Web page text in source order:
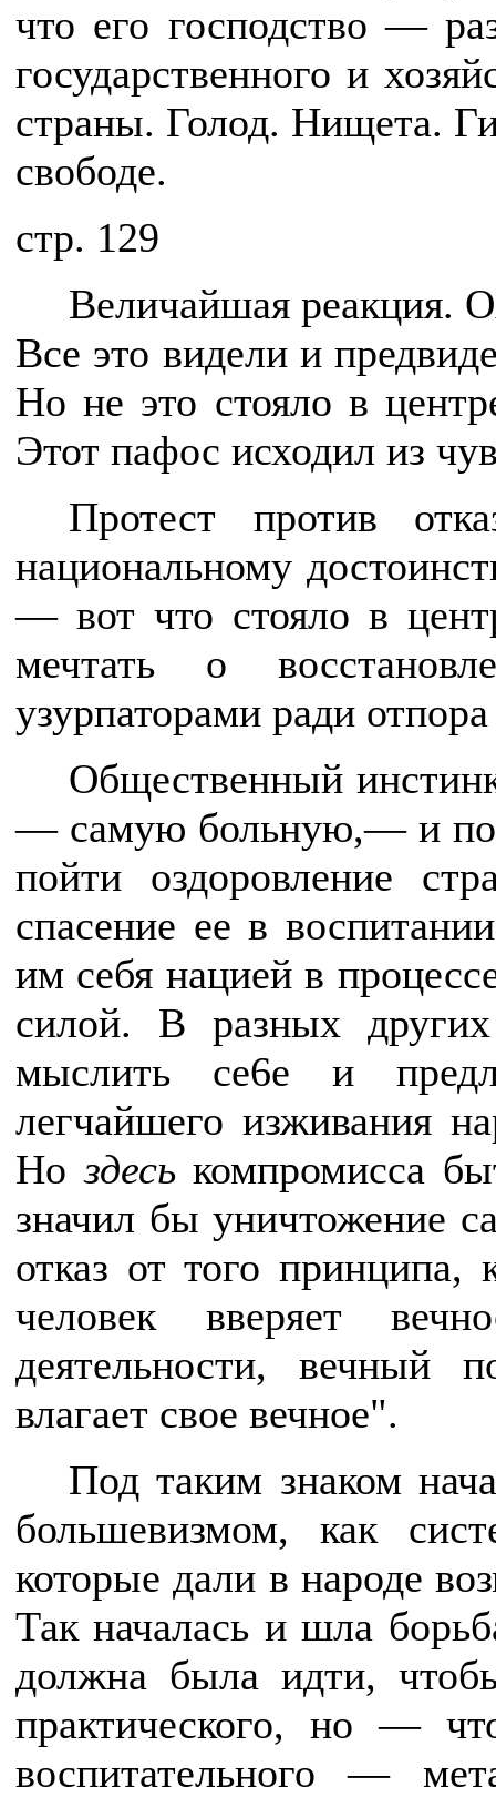
что его господство —
государственного и
страны. Голод. Нищета.
свободе.
cтр. 129
Величайшая реакция.
Все это видели и
Но не это стояло в
Этот пафос исходил из
Протест против
национальному
— вот что стояло в
мечтать о
узурпаторами ради
Общественный
— самую больную,— и
пойти оздоровление
спасение ее в
им себя нацией в
силой. В разных
мыслить ce6е и
легчайшего изживания
Ноздеськомпромисса
значил бы уничтожение
отказ от того
человек вверяет
деятельности, вечный
влагает свое вечное".
Под таким знаком
большевизмом, как
которые дали в народе
Так началась и шла
должна была идти,
практического, но —
воспитательного —